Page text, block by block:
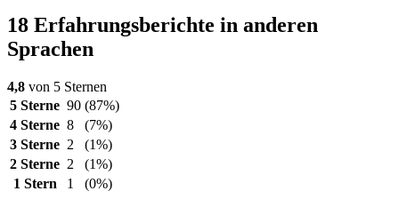
18 Erfahrungsberichte in anderen
Sprachen
4,8 von 5 Sternen
5 Sterne 90 (87%)
4 Sterne 8
(7%)
3 Sterne 2
(1%)
2 Sterne 2
(1%)
1 Stern
1 (0%)